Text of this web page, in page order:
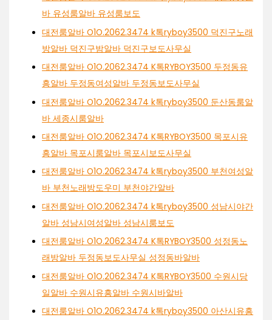
바 유성룸알바 유성룸보도
대전룸알바 O1O.2062.3474 k톡ryboy3500 덕진구노래
방알바 덕진구밤알바 덕진구보도사무실
대전룸알바 O1O.2062.3474 K톡RYBOY3500 두정동유
흥알바 두정동여성알바 두정동보도사무실
대전룸알바 O1O.2062.3474 k톡ryboy3500 둔산동룸알
바 세종시룸알바
대전룸알바 O1O.2062.3474 K톡RYBOY3500 목포시유
흥알바 목포시룸알바 목포시보도사무실
대전룸알바 O1O.2062.3474 k톡ryboy3500 부천여성알
바 부천노래방도우미 부천야간알바
대전룸알바 O1O.2062.3474 k톡ryboy3500 성남시야간
알바 성남시여성알바 성남시룸보도
대전룸알바 O1O.2062.3474 K톡RYBOY3500 성정동노
래방알바 두정동보도사무실 성정동바알바
대전룸알바 O1O.2062.3474 K톡RYBOY3500 수원시당
일알바 수원시유흥알바 수원시바알바
대전룸알바 O1O.2062.3474 k톡ryboy3500 아산시유흥